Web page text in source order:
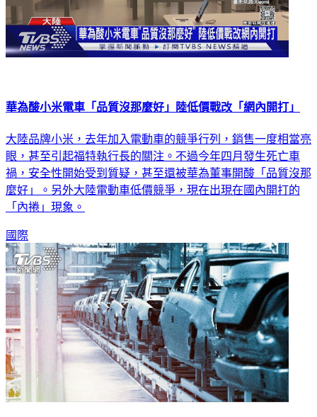
華為酸小米電車「品質沒那麼好」陸低價戰改「網內開打」
大陸品牌小米，去年加入電動車的競爭行列，銷售一度相當亮
眼，甚至引起福特執行長的關注。不過今年四月發生死亡車
禍，安全性開始受到質疑，甚至還被華為董事開酸「品質沒那
麼好」。另外大陸電動車低價競爭，現在出現在國內開打的
「內捲」現象。
國際